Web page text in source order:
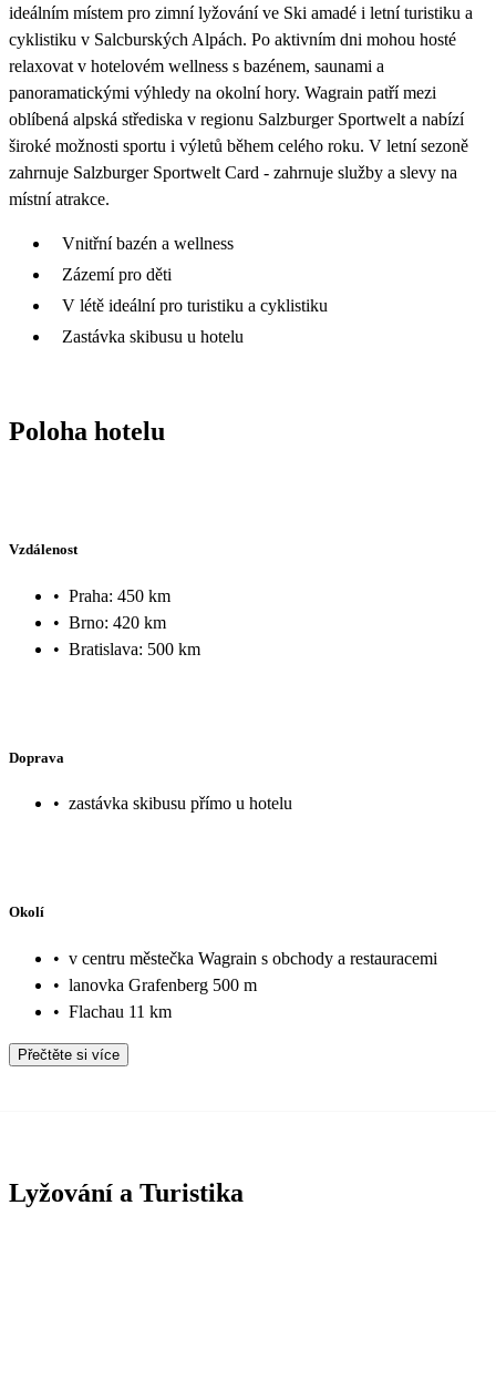
ideálním místem pro zimní lyžování ve Ski amadé i letní turistiku a
cyklistiku v Salcburských Alpách. Po aktivním dni mohou hosté
relaxovat v hotelovém wellness s bazénem, saunami a
panoramatickými výhledy na okolní hory. Wagrain patří mezi
oblíbená alpská střediska v regionu Salzburger Sportwelt a nabízí
široké možnosti sportu i výletů během celého roku. V letní sezoně
zahrnuje Salzburger Sportwelt Card - zahrnuje služby a slevy na
místní atrakce.
Vnitřní bazén a wellness
Zázemí pro děti
V létě ideální pro turistiku a cyklistiku
Zastávka skibusu u hotelu
Poloha hotelu
Vzdálenost
• Praha: 450 km
• Brno: 420 km
• Bratislava: 500 km
Doprava
• zastávka skibusu přímo u hotelu
Okolí
• v centru městečka Wagrain s obchody a restauracemi
• lanovka Grafenberg 500 m
• Flachau 11 km
Přečtěte si více
Lyžování a Turistika